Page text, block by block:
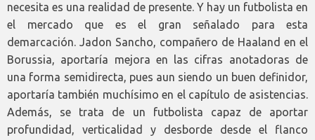
necesita es una realidad de presente. Y hay un futbolista en
el mercado que es el gran señalado para esta
demarcación. Jadon Sancho, compañero de Haaland en el
Borussia, aportaría mejora en las cifras anotadoras de
una forma semidirecta, pues aun siendo un buen definidor,
aportaría también muchísimo en el capítulo de asistencias.
Además, se trata de un futbolista capaz de aportar
profundidad, verticalidad y desborde desde el flanco